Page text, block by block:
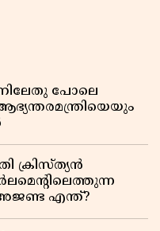
പോലെ
ക്രിസ്ത്യൻ
അജണ്ട എന്ത്?